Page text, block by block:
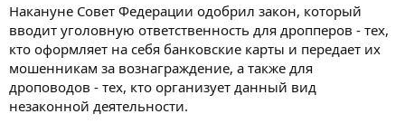
Накануне Совет Федерации одобрил закон, который
вводит уголовную ответственность для дропперов - тех,
кто оформляет на себя банковские карты и передает их
мошенникам за вознаграждение, а также для
дроповодов - тех, кто организует данный вид
незаконной деятельности.